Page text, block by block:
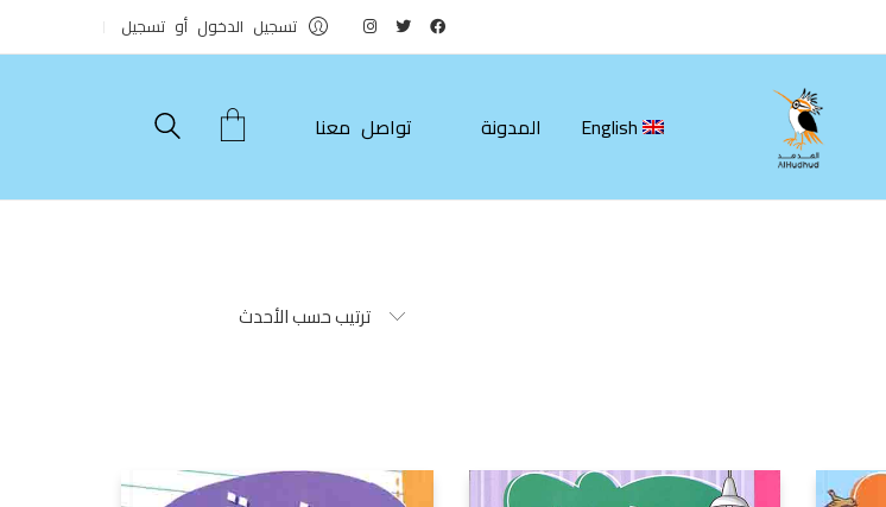
تسجيل الدخول أو تسجيل
English المدونة تواصل معنا
ترتيب حسب الأحدث